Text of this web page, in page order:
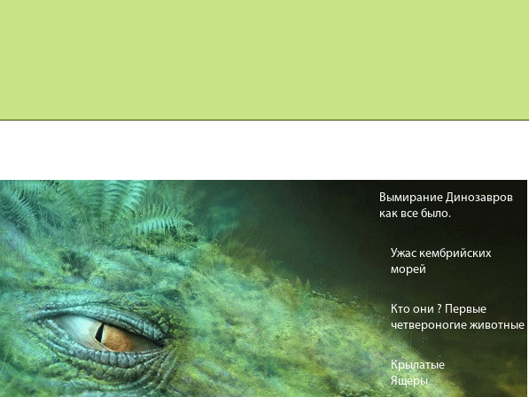
Вымирание Динозавров
как все было.
Ужас кембрийских
морей
Кто они ? Первые
четвероногие животные
Крылатые
Ящеры